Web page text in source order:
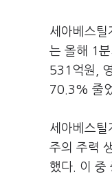
세아베스틸
는 올해 1
531억원,
70.3% 줄
세아베스틸
주의 주력
했다. 이 중